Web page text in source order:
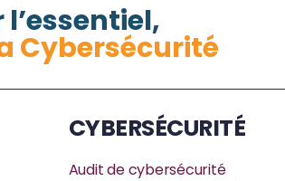
Cybersécurité
CYBERSÉCURITÉ
Audit de cybersécurité